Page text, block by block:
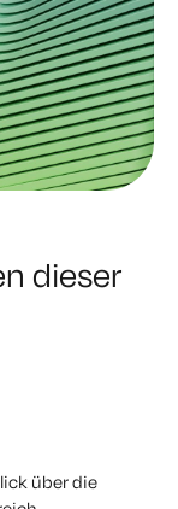
dieser
über die